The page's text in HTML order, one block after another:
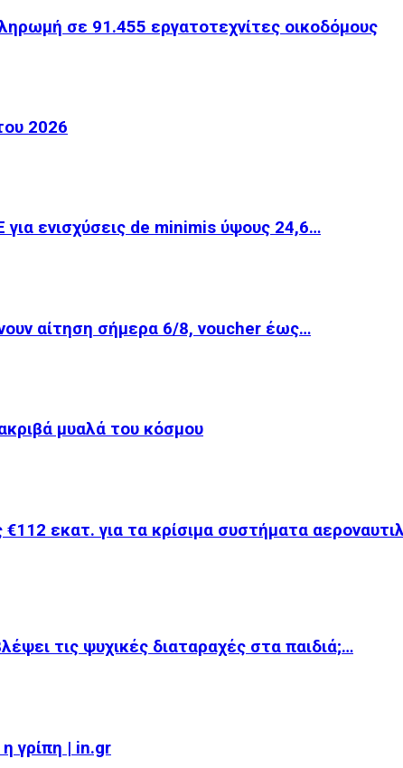
σε 91.455 εργατοτεχνίτες οικοδόμους
2026
ενισχύσεις de minimis ύψους 24,6…
αίτηση σήμερα 6/8, voucher έως…
μυαλά του κόσμου
εκατ. για τα κρίσιμα συστήματα
τις ψυχικές διαταραχές στα παιδιά;…
γρίπη | in.gr